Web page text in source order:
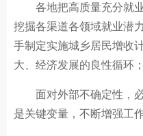
各地把高质量充分就业
挖掘各渠道各领域就业潜
手制定实施城乡居民增收
大、经济发展的良性循环
面对外部不确定性，必
是关键变量，不断增强工